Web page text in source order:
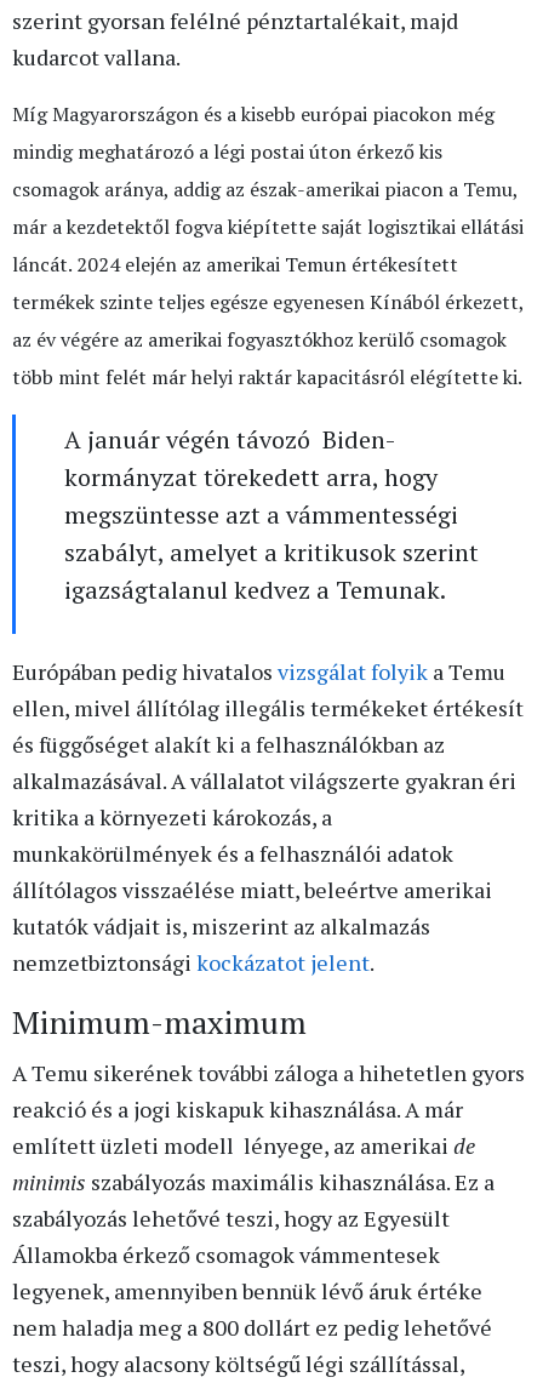
szerint gyorsan felélné pénztartalékait, majd
kudarcot vallana.
Míg Magyarországon és a kisebb európai piacokon még
mindig meghatározó a légi postai úton érkező kis
csomagok aránya, addig az észak-amerikai piacon a Temu,
már a kezdetektől fogva kiépítette saját logisztikai ellátási
láncát. 2024 elején az amerikai Temun értékesített
termékek szinte teljes egésze egyenesen Kínából érkezett,
az év végére az amerikai fogyasztókhoz kerülő csomagok
több mint felét már helyi raktár kapacitásról elégítette ki.
A január végén távozó Biden-
kormányzat törekedett arra, hogy
megszüntesse azt a vámmentességi
szabályt, amelyet a kritikusok szerint
igazságtalanul kedvez a Temunak.
Európában pedig hivatalos vizsgálat folyik a Temu
ellen, mivel állítólag illegális termékeket értékesít
és függőséget alakít ki a felhasználókban az
alkalmazásával. A vállalatot világszerte gyakran éri
kritika a környezeti károkozás, a
munkakörülmények és a felhasználói adatok
állítólagos visszaélése miatt, beleértve amerikai
kutatók vádjait is, miszerint az alkalmazás
nemzetbiztonsági kockázatot jelent.
Minimum-maximum
A Temu sikerének további záloga a hihetetlen gyors
reakció és a jogi kiskapuk kihasználása. A már
említett üzleti modell lényege, az amerikai de
minimis szabályozás maximális kihasználása. Ez a
szabályozás lehetővé teszi, hogy az Egyesült
Államokba érkező csomagok vámmentesek
legyenek, amennyiben bennük lévő áruk értéke
nem haladja meg a 800 dollárt ez pedig lehetővé
teszi, hogy alacsony költségű légi szállítással,